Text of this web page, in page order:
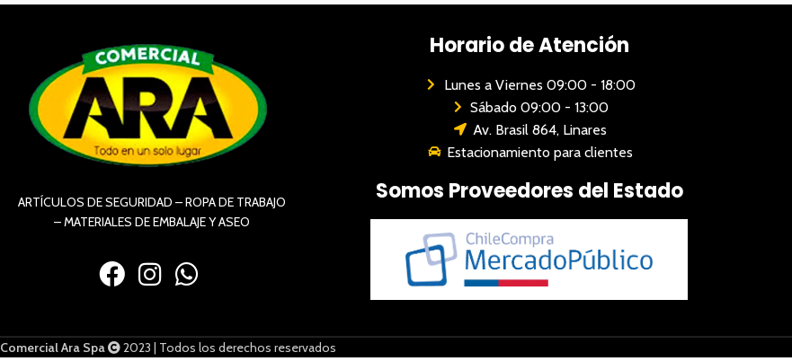
ARTÍCULOS DE SEGURIDAD – ROPA DE TRABAJO
– MATERIALES DE EMBALAJE Y ASEO
Horario de Atención
Lunes a Viernes 09:00 - 18:00
Sábado 09:00 - 13:00
Av. Brasil 864, Linares
Estacionamiento para clientes
Somos Proveedores del Estado
Comercial Ara Spa 2023 | Todos los derechos reservados